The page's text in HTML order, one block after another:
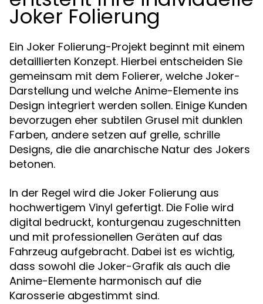
Joker Folierung
Ein Joker Folierung-Projekt beginnt mit einem
detaillierten Konzept. Hierbei entscheiden Sie
gemeinsam mit dem Folierer, welche Joker-
Darstellung und welche Anime-Elemente ins
Design integriert werden sollen. Einige Kunden
bevorzugen eher subtilen Grusel mit dunklen
Farben, andere setzen auf grelle, schrille
Designs, die die anarchische Natur des Jokers
betonen.
In der Regel wird die Joker Folierung aus
hochwertigem Vinyl gefertigt. Die Folie wird
digital bedruckt, konturgenau zugeschnitten
und mit professionellen Geräten auf das
Fahrzeug aufgebracht. Dabei ist es wichtig,
dass sowohl die Joker-Grafik als auch die
Anime-Elemente harmonisch auf die
Karosserie abgestimmt sind.